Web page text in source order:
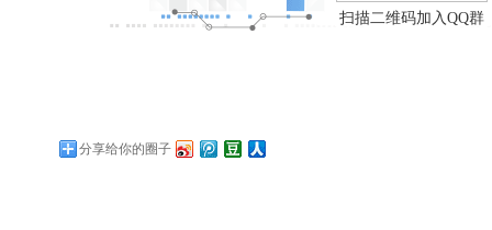
扫描二维码加入QQ群
分享给你的圈子